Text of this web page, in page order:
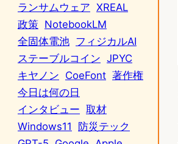
ランサムウェア XREAL
政策 NotebookLM
全固体電池 フィジカルAI
ステーブルコイン JPYC
キヤノン CoeFont 著作権
今日は何の日
インタビュー 取材
Windows11
防災テック